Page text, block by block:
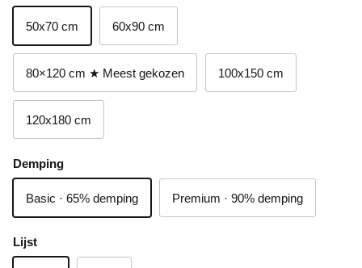
50x70 cm 60x90 cm
80×120 cm ★ Meest gekozen 100x150 cm
120x180 cm
Demping
Basic · 65% demping Premium · 90% demping
Lijst